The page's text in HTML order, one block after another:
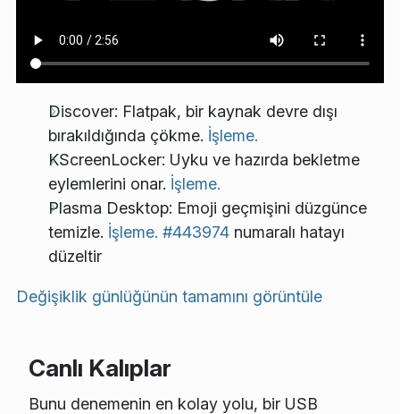
Discover: Flatpak, bir kaynak devre dışı
bırakıldığında çökme. İşleme.
KScreenLocker: Uyku ve hazırda bekletme
eylemlerini onar. İşleme.
Plasma Desktop: Emoji geçmişini düzgünce
temizle. İşleme. #443974 numaralı hatayı
düzeltir
Değişiklik günlüğünün tamamını görüntüle
Canlı Kalıplar
Bunu denemenin en kolay yolu, bir USB